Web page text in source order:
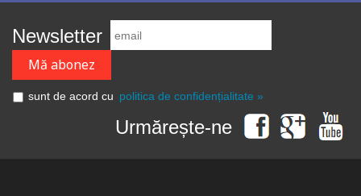
Newsletter
sunt de acord cu politica de confidențialitate »
Urmărește-ne